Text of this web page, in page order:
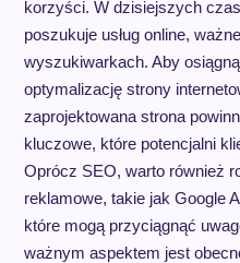
korzyści. W dzisiejszych
poszukuje usług online,
wyszukiwarkach. Aby
optymalizację strony
zaprojektowana strona
kluczowe, które potencjalni
Oprócz SEO, warto również
reklamowe, takie jak Google
które mogą przyciągnąć
ważnym aspektem jest